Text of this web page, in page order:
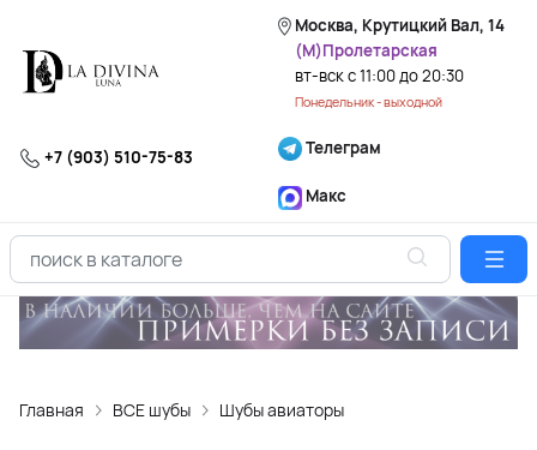
Москва, Крутицкий Вал, 14
(М)Пролетарская
вт-вск с 11:00 до 20:30
Понедельник - выходной
+7 (903) 510-75-83 Телеграм
Макс
Главная ВСЕ шубы Шубы авиаторы